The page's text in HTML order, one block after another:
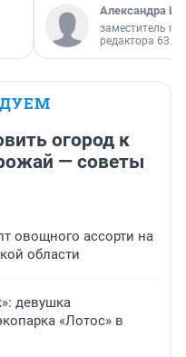
Александра
заместитель
редактора 63.RU
огород к
— советы
овощного ассорти на
области
девушка
«Лотос» в